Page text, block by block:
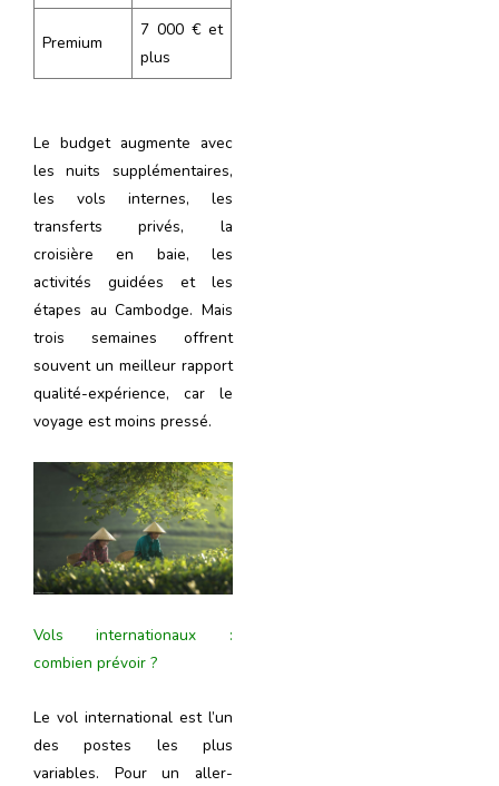
Premium
7 000 € et
plus
Le budget augmente avec
les nuits supplémentaires,
les vols internes, les
transferts privés, la
croisière en baie, les
activités guidées et les
étapes au Cambodge. Mais
trois semaines offrent
souvent un meilleur rapport
qualité-expérience, car le
voyage est moins pressé.
Vols internationaux :
combien prévoir ?
Le vol international est l’un
des postes les plus
variables. Pour un aller-